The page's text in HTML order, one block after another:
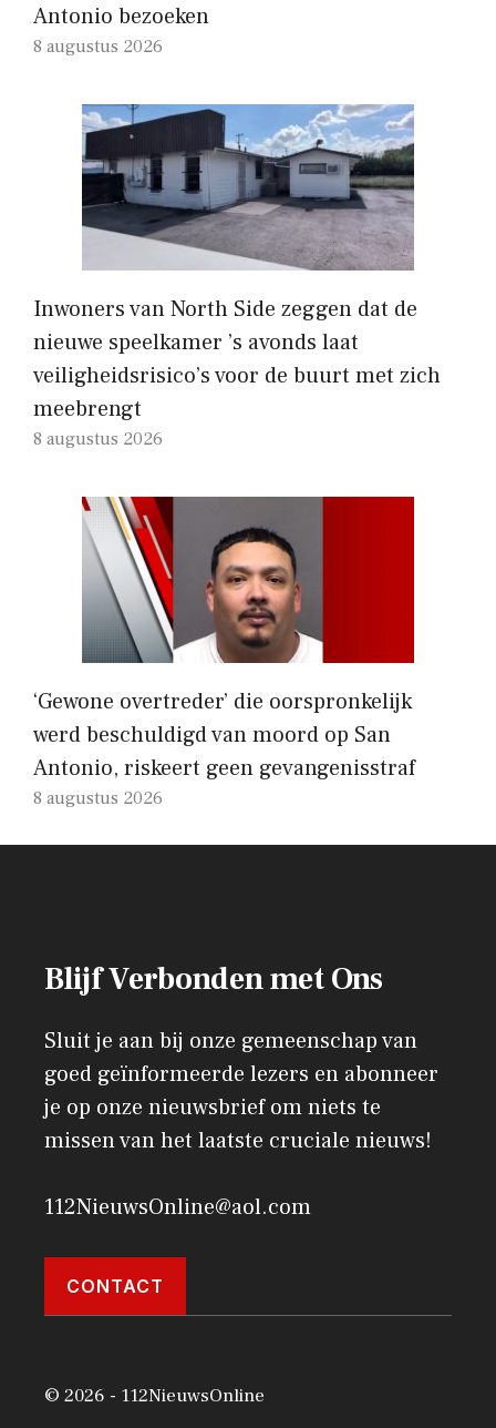
Antonio bezoeken
8 augustus 2026
Inwoners van North Side zeggen dat de
nieuwe speelkamer ’s avonds laat
veiligheidsrisico’s voor de buurt met zich
meebrengt
8 augustus 2026
‘Gewone overtreder’ die oorspronkelijk
werd beschuldigd van moord op San
Antonio, riskeert geen gevangenisstraf
8 augustus 2026
Blijf Verbonden met Ons
Sluit je aan bij onze gemeenschap van
goed geïnformeerde lezers en abonneer
je op onze nieuwsbrief om niets te
missen van het laatste cruciale nieuws!
112NieuwsOnline@aol.com
CONTACT
© 2026 - 112NieuwsOnline